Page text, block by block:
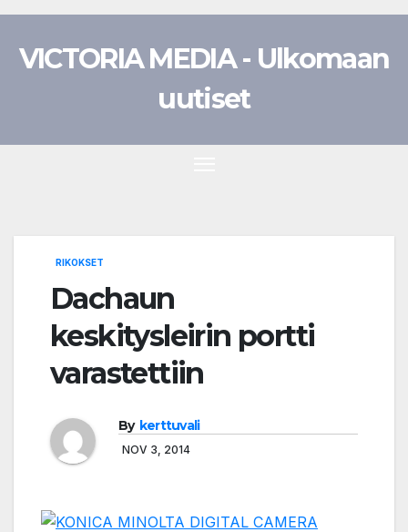
Skip
content
VICTORIA MEDIA - Ulkomaan
uutiset
RIKOKSET
Dachaun
keskitysleirin portti
varastettiin
By kerttuvali
NOV 3, 2014